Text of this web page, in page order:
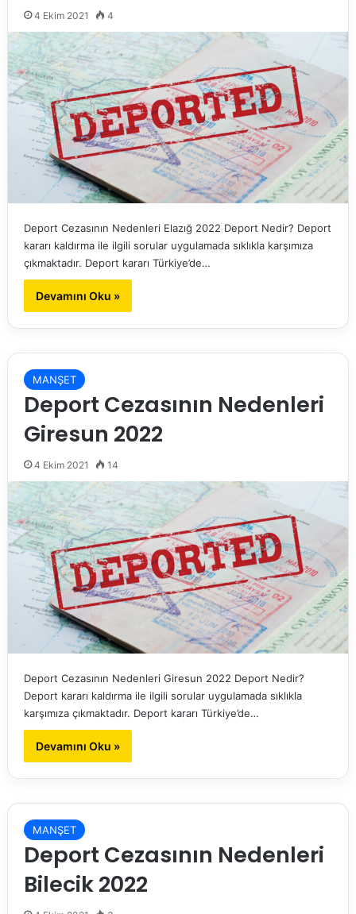
4 Ekim 2021 4
Deport Cezasının Nedenleri Elazığ 2022 Deport Nedir? Deport
kararı kaldırma ile ilgili sorular uygulamada sıklıkla karşımıza
çıkmaktadır. Deport kararı Türkiye’de…
Devamını Oku »
MANŞET
Deport Cezasının Nedenleri
Giresun 2022
4 Ekim 2021 14
Deport Cezasının Nedenleri Giresun 2022 Deport Nedir?
Deport kararı kaldırma ile ilgili sorular uygulamada sıklıkla
karşımıza çıkmaktadır. Deport kararı Türkiye’de…
Devamını Oku »
MANŞET
Deport Cezasının Nedenleri
Bilecik 2022